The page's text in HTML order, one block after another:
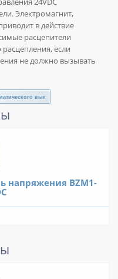
24VDC
Электромагнит,
в действие
расцепители
если
не должно вызывать
вык
напряжения BZM1-